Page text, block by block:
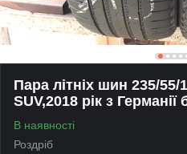
Пара літніх шин 235/
SUV,2018 рік з Германії
В наявності
Роздріб